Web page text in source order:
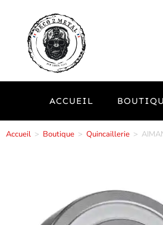
ACCUEIL
Accueil > Boutique > Quincaillerie >